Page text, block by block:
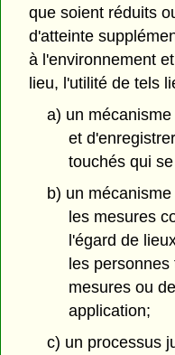
que soient réduits
d'atteinte
à l'environnement
lieu, l'utilité de tels
a) un
et
touchés qui
b) un
les mesures
l'égard de
les
mesures ou
application;
c) un processus